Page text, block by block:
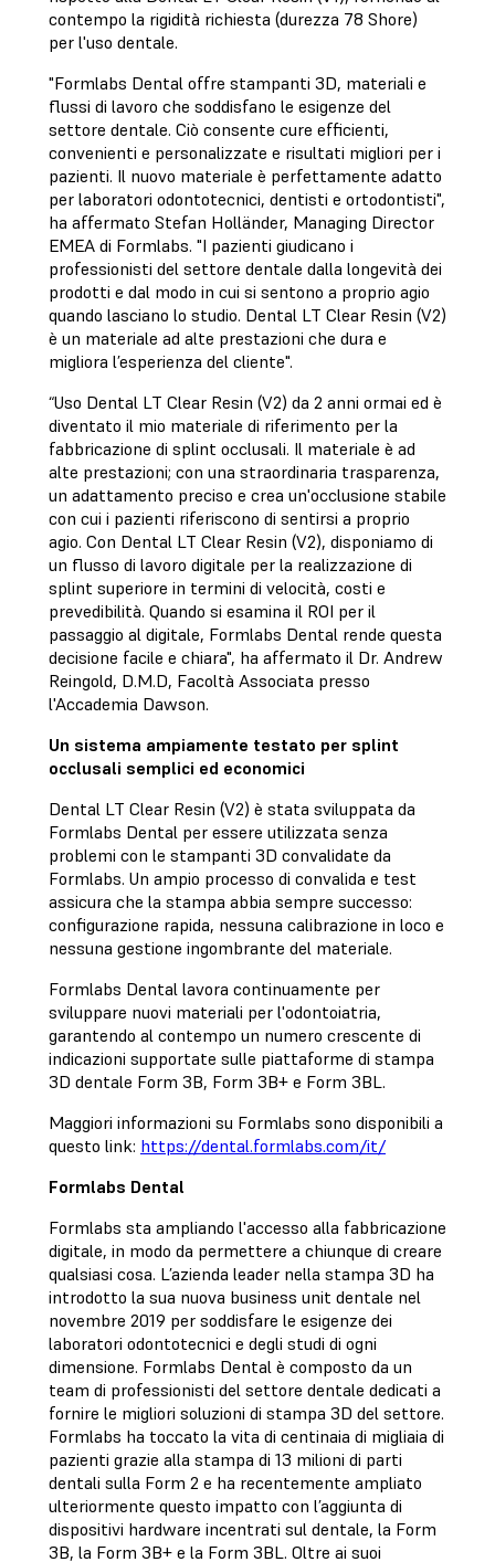
contempo la rigidità richiesta (durezza 78 Shore)
per l'uso dentale.
"Formlabs Dental offre stampanti 3D, materiali e
flussi di lavoro che soddisfano le esigenze del
settore dentale. Ciò consente cure efficienti,
convenienti e personalizzate e risultati migliori per i
pazienti. Il nuovo materiale è perfettamente adatto
per laboratori odontotecnici, dentisti e ortodontisti",
ha affermato Stefan Holländer, Managing Director
EMEA di Formlabs. "I pazienti giudicano i
professionisti del settore dentale dalla longevità dei
prodotti e dal modo in cui si sentono a proprio agio
quando lasciano lo studio. Dental LT Clear Resin (V2)
è un materiale ad alte prestazioni che dura e
migliora l’esperienza del cliente".
“Uso Dental LT Clear Resin (V2) da 2 anni ormai ed è
diventato il mio materiale di riferimento per la
fabbricazione di splint occlusali. Il materiale è ad
alte prestazioni; con una straordinaria trasparenza,
un adattamento preciso e crea un'occlusione stabile
con cui i pazienti riferiscono di sentirsi a proprio
agio. Con Dental LT Clear Resin (V2), disponiamo di
un flusso di lavoro digitale per la realizzazione di
splint superiore in termini di velocità, costi e
prevedibilità. Quando si esamina il ROI per il
passaggio al digitale, Formlabs Dental rende questa
decisione facile e chiara", ha affermato il Dr. Andrew
Reingold, D.M.D, Facoltà Associata presso
l'Accademia Dawson.
Un sistema ampiamente testato per splint
occlusali semplici ed economici
Dental LT Clear Resin (V2) è stata sviluppata da
Formlabs Dental per essere utilizzata senza
problemi con le stampanti 3D convalidate da
Formlabs. Un ampio processo di convalida e test
assicura che la stampa abbia sempre successo:
configurazione rapida, nessuna calibrazione in loco e
nessuna gestione ingombrante del materiale.
Formlabs Dental lavora continuamente per
sviluppare nuovi materiali per l'odontoiatria,
garantendo al contempo un numero crescente di
indicazioni supportate sulle piattaforme di stampa
3D dentale Form 3B, Form 3B+ e Form 3BL.
Maggiori informazioni su Formlabs sono disponibili a
questo link: https://dental.formlabs.com/it/
Formlabs Dental
Formlabs sta ampliando l'accesso alla fabbricazione
digitale, in modo da permettere a chiunque di creare
qualsiasi cosa. L’azienda leader nella stampa 3D ha
introdotto la sua nuova business unit dentale nel
novembre 2019 per soddisfare le esigenze dei
laboratori odontotecnici e degli studi di ogni
dimensione. Formlabs Dental è composto da un
team di professionisti del settore dentale dedicati a
fornire le migliori soluzioni di stampa 3D del settore.
Formlabs ha toccato la vita di centinaia di migliaia di
pazienti grazie alla stampa di 13 milioni di parti
dentali sulla Form 2 e ha recentemente ampliato
ulteriormente questo impatto con l’aggiunta di
dispositivi hardware incentrati sul dentale, la Form
3B, la Form 3B+ e la Form 3BL. Oltre ai suoi